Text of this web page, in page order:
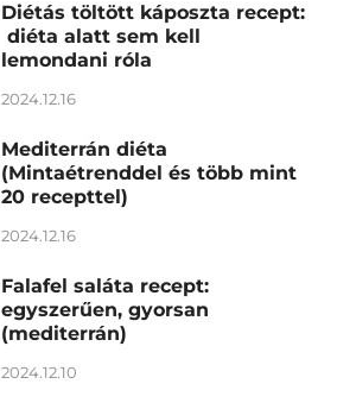
Diétás töltött káposzta recept:
diéta alatt sem kell
lemondani róla
2024.12.16
Mediterrán diéta
(Mintaétrenddel és több mint
20 recepttel)
2024.12.16
Falafel saláta recept:
egyszerűen, gyorsan
(mediterrán)
2024.12.10